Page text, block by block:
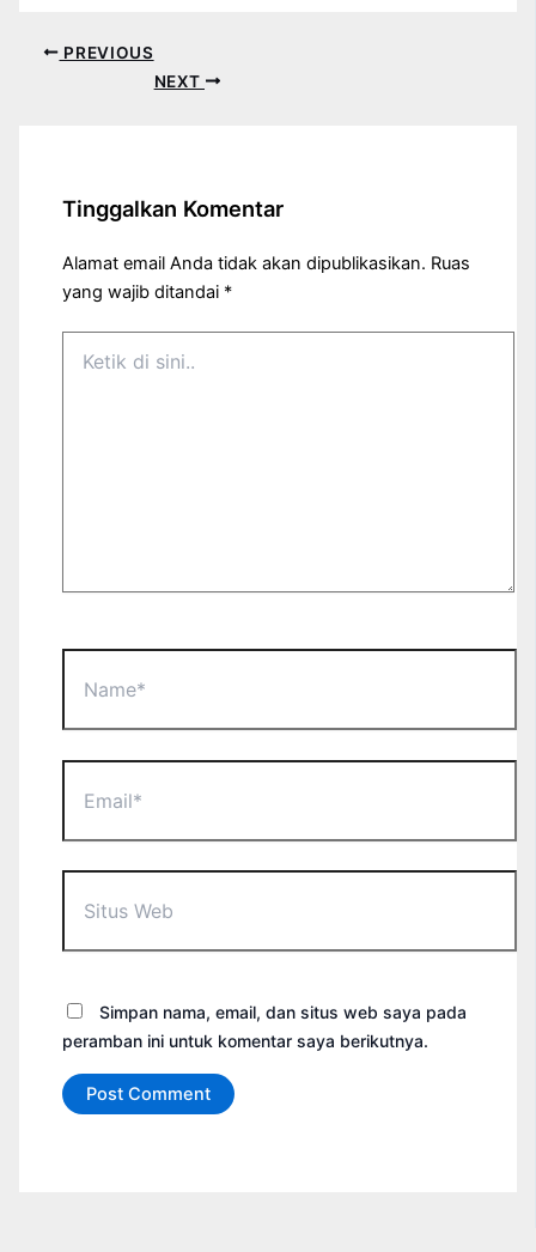
PREVIOUS
NEXT
Tinggalkan Komentar
Alamat email Anda tidak akan dipublikasikan. Ruas
yang wajib ditandai *
Web
Simpan nama, email, dan situs web saya pada
peramban ini untuk komentar saya berikutnya.